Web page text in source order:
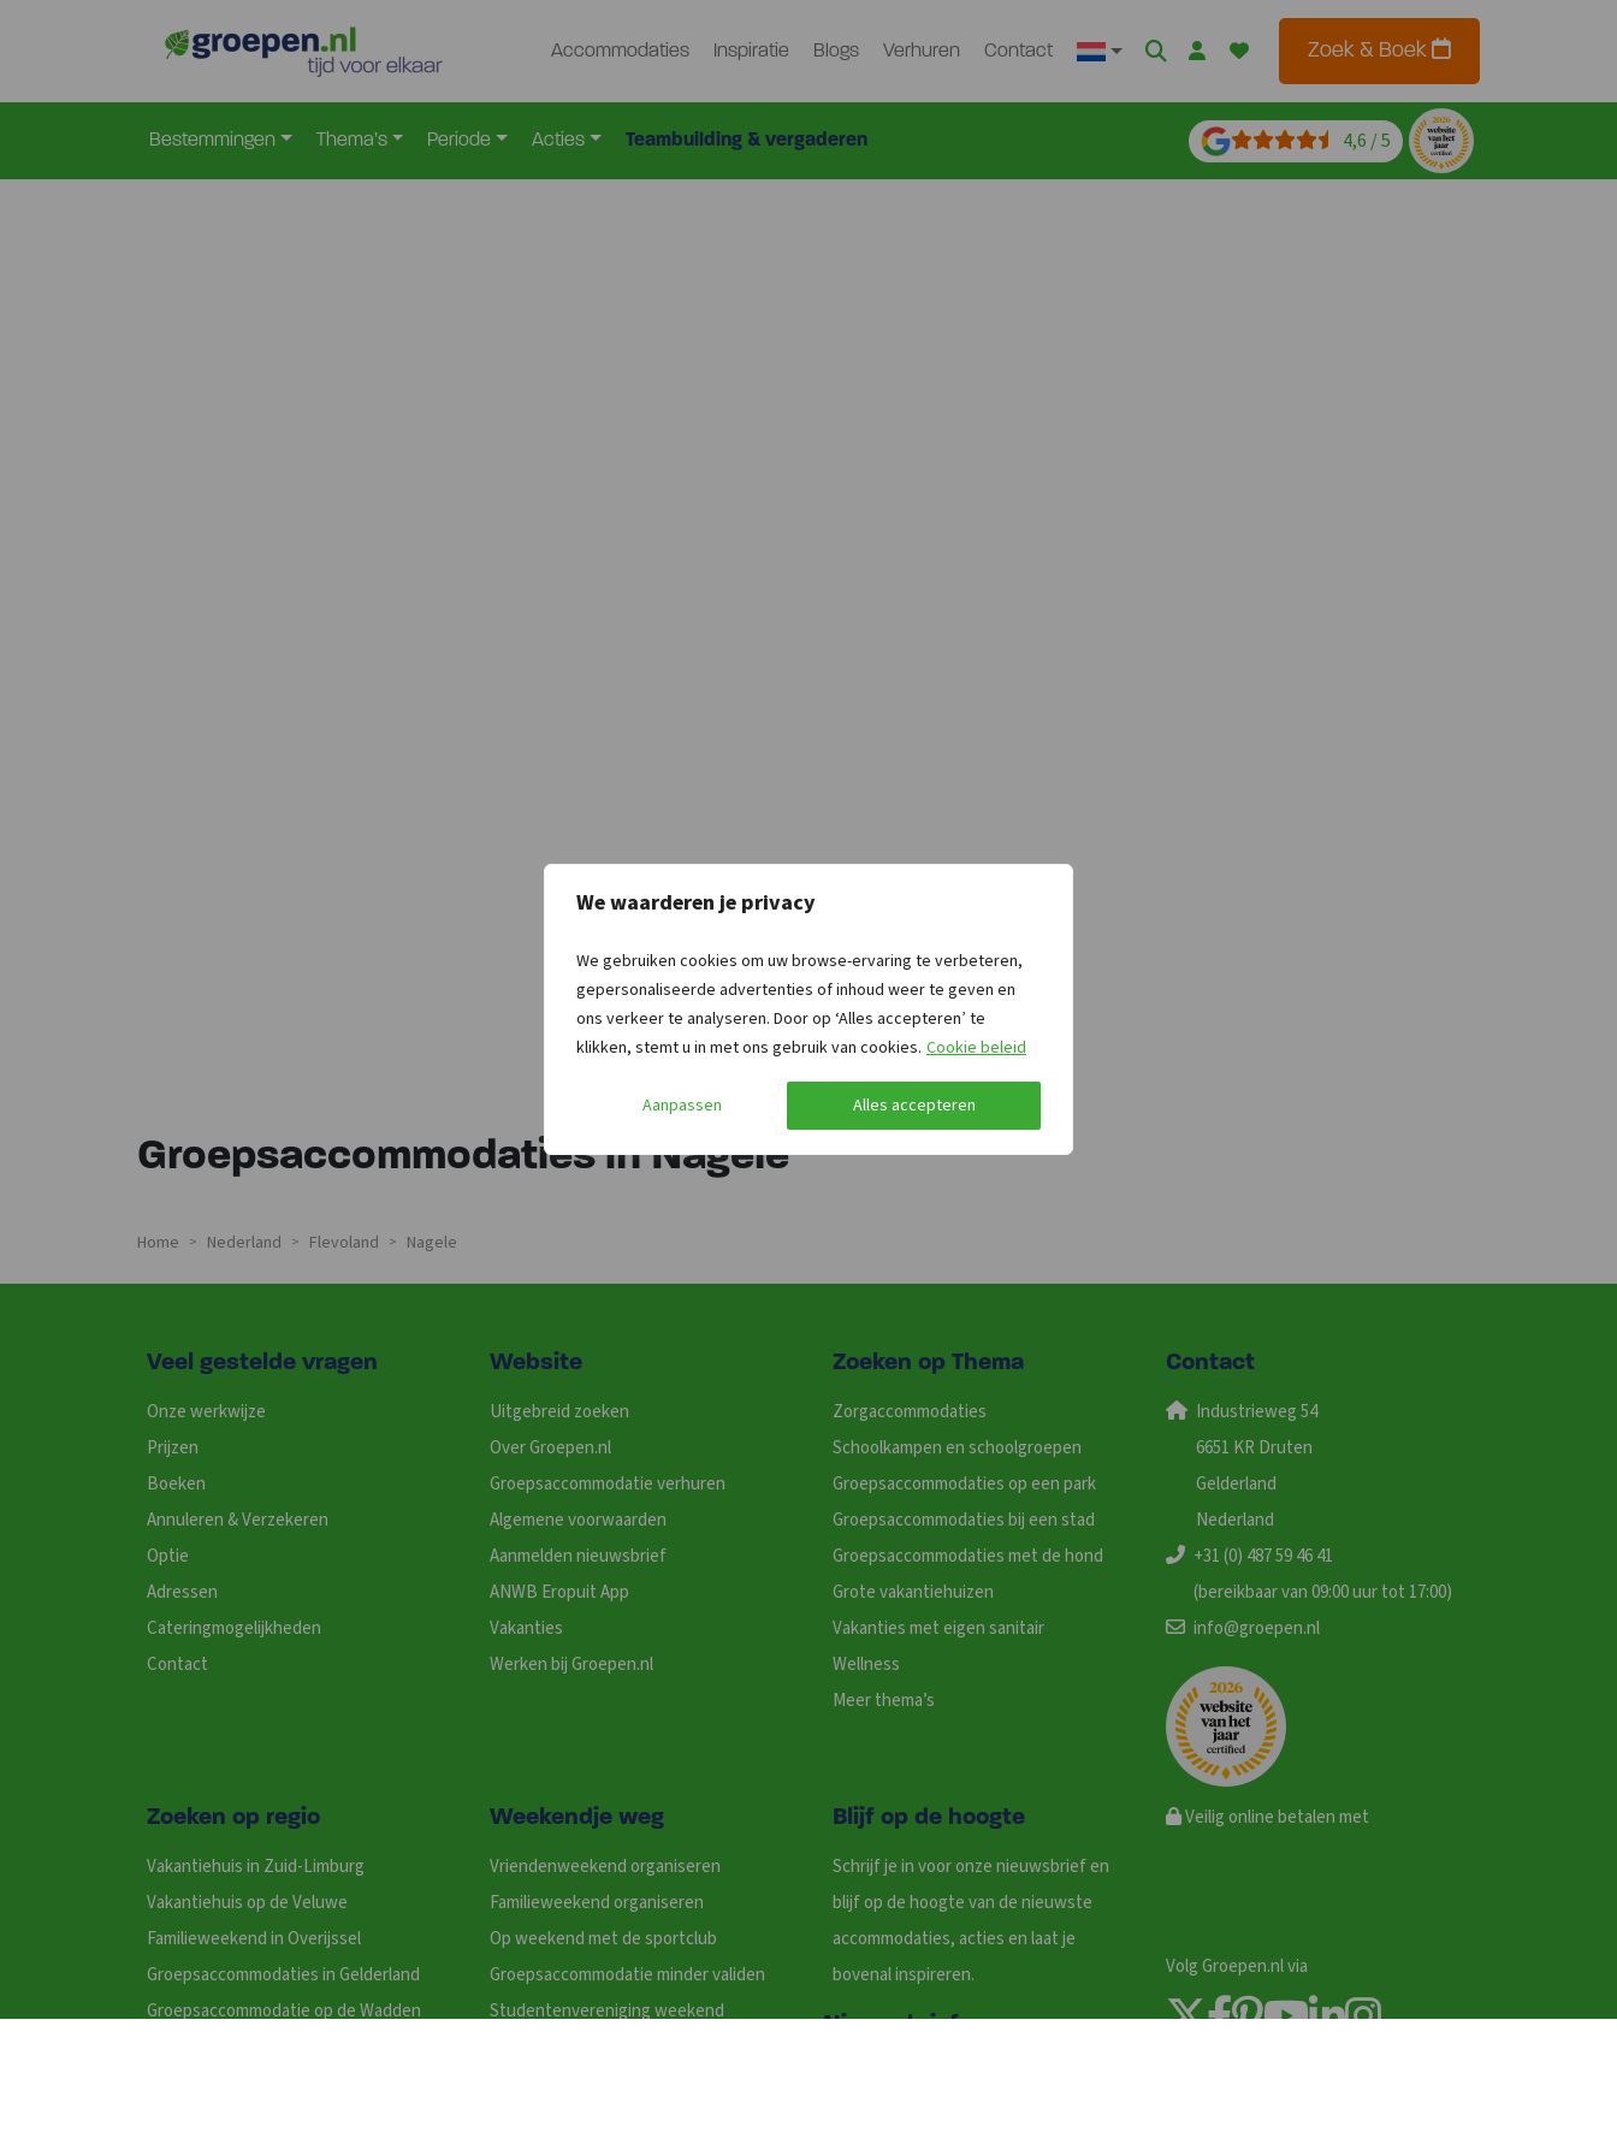
We waarderen je privacy
We gebruiken cookies om uw browse-ervaring te verbeteren,
gepersonaliseerde advertenties of inhoud weer te geven en
ons verkeer te analyseren. Door op ‘Alles accepteren’ te
klikken, stemt u in met ons gebruik van cookies. Cookie beleid
Aanpassen Alles accepteren
Accommodaties Inspiratie Blogs Verhuren Contact Zoek & Boek
Bestemmingen Thema’s Periode Acties Teambuilding & vergaderen 4,6 / 5
Groepsaccommodaties in Nagele
Home > Nederland > Flevoland > Nagele
Veel gestelde vragen
Onze werkwijze
Prijzen
Boeken
Annuleren & Verzekeren
Optie
Adressen
Cateringmogelijkheden
Contact
Website
Uitgebreid zoeken
Over Groepen.nl
Groepsaccommodatie verhuren
Algemene voorwaarden
Aanmelden nieuwsbrief
ANWB Eropuit App
Vakanties
Werken bij Groepen.nl
Zoeken op Thema
Zorgaccommodaties
Schoolkampen en schoolgroepen
Groepsaccommodaties op een park
Groepsaccommodaties bij een stad
Groepsaccommodaties met de hond
Grote vakantiehuizen
Vakanties met eigen sanitair
Wellness
Meer thema’s
Contact
Industrieweg 54
6651 KR Druten
Gelderland
Nederland
+31 (0) 487 59 46 41
(bereikbaar van 09:00 uur tot 17:00)
info@groepen.nl
Zoeken op regio
Vakantiehuis in Zuid-Limburg
Vakantiehuis op de Veluwe
Familieweekend in Overijssel
Groepsaccommodaties in Gelderland
Groepsaccommodatie op de Wadden
Weekendje weg
Vriendenweekend organiseren
Familieweekend organiseren
Op weekend met de sportclub
Groepsaccommodatie minder validen
Studentenvereniging weekend
Blijf op de hoogte
Schrijf je in voor onze nieuwsbrief en
blijf op de hoogte van de nieuwste
accommodaties, acties en laat je
bovenal inspireren.
Nieuwsbrief
Veilig online betalen met
Volg Groepen.nl via